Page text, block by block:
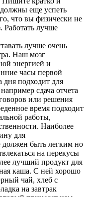
должны еще успеть
что вы физически не
Работать лучше
лучше очень
Наш мозг
энергией и
часы первой
подходит для
сдача отчета
или решения
время подходит
работы,
Наиболее
для
должен быть легким но
на перекусы
лучший продукт для
каша. С ней хорошо
чай, хлеб с
на завтрак